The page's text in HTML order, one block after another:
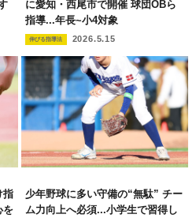
に愛知・西尾市で開催 球団OBら
指導...年長~小4対象
伸びる指導法 2026.5.15
指
を
少年野球に多い守備の“無駄” チー
ム力向上へ必須...小学生で習得し